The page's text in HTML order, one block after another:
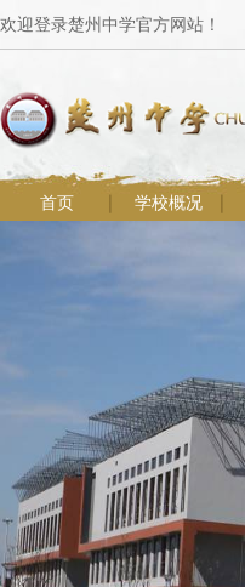
欢迎登录楚州中学官方网站！
首页 学校概况